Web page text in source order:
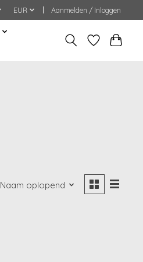
EUR Aanmelden / Inloggen
Naam oplopend